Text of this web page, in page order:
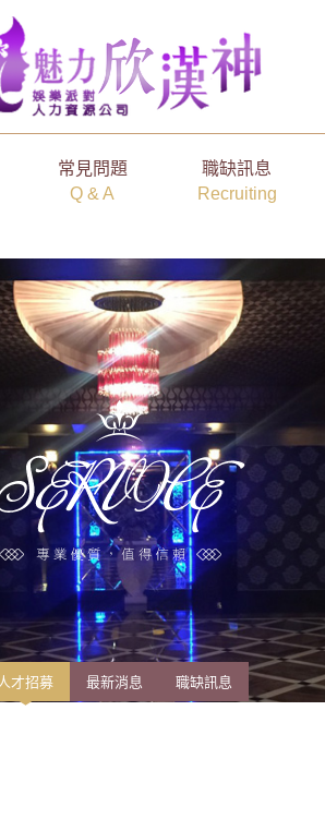
常見問題
Q & A
職缺訊息
Recruiting
才招募 最新消息 職缺訊息